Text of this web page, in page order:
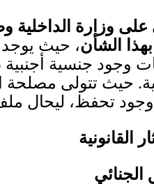
على وزارة الداخلية
بهذا الشأن، حيث
وجود جنسية
. حيث تتولى مصلحة
وجود تحفظ، ليحال ملف
القانونية